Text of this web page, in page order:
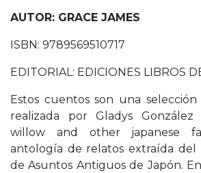
AUTOR: GRACE JAMES
ISBN: 9789569510717
EDITORIAL: EDICIONES LIBROS
Estos cuentos son una
realizada por Gladys
willow and other japanese
antología de relatos extraída del
de Asuntos Antiguos de Japón.